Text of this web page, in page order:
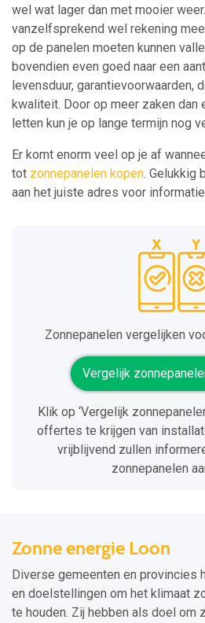
wel wat lager dan met mooier
vanzelfsprekend wel rekening
op de panelen moeten kunnen
bovendien even goed naar een
levensduur, garantievoorwaarden,
kwaliteit. Door op meer zaken dan
letten kun je op lange termijn nog
Er komt enorm veel op je af
tot zonnepanelen kopen. Gelukkig
aan het juiste adres voor
Zonnepanelen vergelijken
Vergelijk
Klik op ‘Vergelijk
offertes te krijgen van
vrijblijvend zullen
zonnepanelen
Zonne energie Loon
Diverse gemeenten en provincies
en doelstellingen om het klimaat
te houden. Zij hebben als doel om